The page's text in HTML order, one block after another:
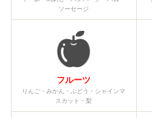
ソーセージ
フルーツ
りんご・みかん・ぶどう・シャインマ
スカット・梨